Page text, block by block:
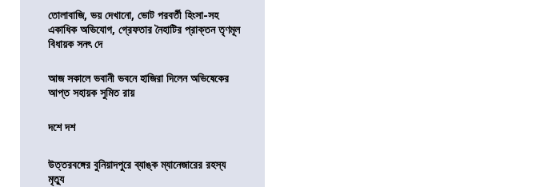
তোলাবাজি, ভয় দেখানো, ভোট পরবর্তী হিংসা-সহ
একাধিক অভিযোগ, গ্রেফতার নৈহাটির প্রাক্তন তৃণমূল
বিধায়ক সনৎ দে
আজ সকালে ভবানী ভবনে হাজিরা দিলেন অভিষেকের
আপ্ত সহায়ক সুমিত রায়
দশে দশ
উত্তরবঙ্গের বুনিয়াদপুরে ব্যাঙ্ক ম্যানেজারের রহস্য
মৃত্যু